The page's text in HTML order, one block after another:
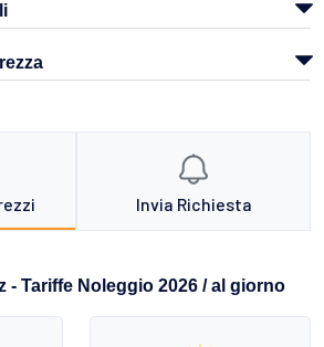
Invia Richiesta
- Tariffe Noleggio 2026 / al giorno